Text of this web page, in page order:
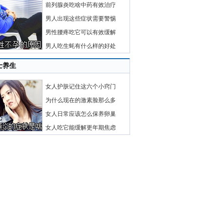
前列腺炎吃啥中药有效治疗
男人出现这些症状需要警惕
男性腰疼吃它可以有效缓解
男人吃生蚝有什么样的好处
养生
女人护肤记住这六个小窍门
为什么现在的激素脸那么多
女人日常应该怎么保养卵巢
女人吃它能缓解更年期焦虑